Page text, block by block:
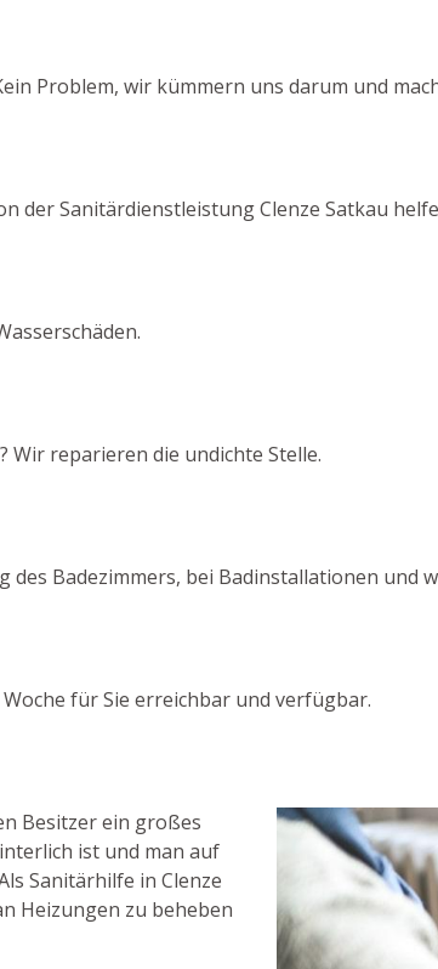
Problem, wir kümmern uns darum und
der Sanitärdienstleistung Clenze Satkau
reparieren die undichte Stelle.
Badezimmers, bei Badinstallationen und
für Sie erreichbar und verfügbar.
Besitzer ein großes
ist und man auf
Sanitärhilfe in Clenze
Heizungen zu beheben